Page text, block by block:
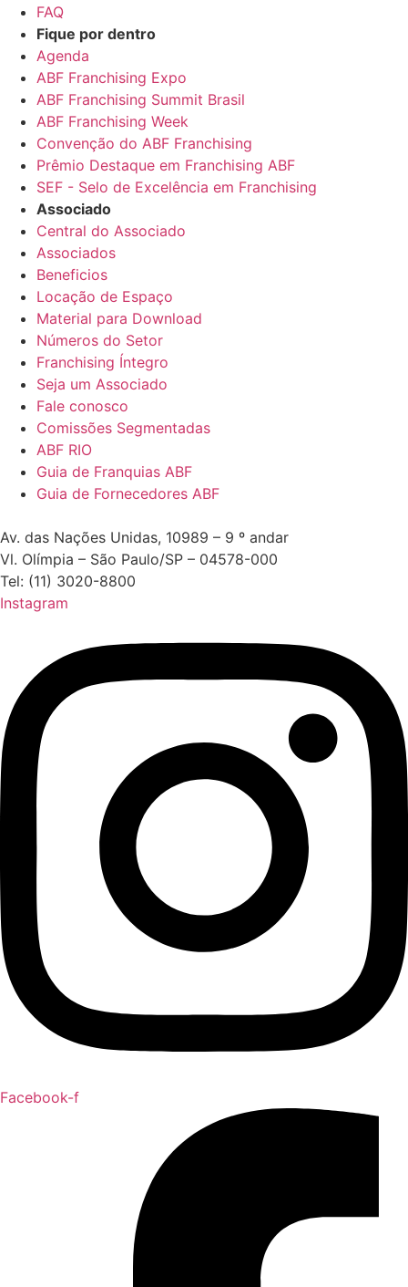
FAQ
Fique por dentro
Agenda
ABF Franchising Expo
ABF Franchising Summit Brasil
ABF Franchising Week
Convenção do ABF Franchising
Prêmio Destaque em Franchising ABF
SEF - Selo de Excelência em Franchising
Associado
Central do Associado
Associados
Beneficios
Locação de Espaço
Material para Download
Números do Setor
Franchising Íntegro
Seja um Associado
Fale conosco
Comissões Segmentadas
ABF RIO
Guia de Franquias ABF
Guia de Fornecedores ABF
Av. das Nações Unidas, 10989 – 9 º andar
Vl. Olímpia – São Paulo/SP – 04578-000
Tel: (11) 3020-8800
Instagram
Facebook-f